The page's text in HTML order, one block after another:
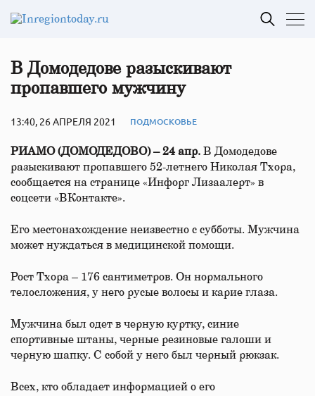
В Домодедове разыскивают
пропавшего мужчину
13:40, 26 АПРЕЛЯ 2021 ПОДМОСКОВЬЕ
РИАМО (ДОМОДЕДОВО) – 24 апр. В Домодедове
разыскивают пропавшего 52-летнего Николая Тхора,
сообщается на странице «Инфорг Лизаалерт» в
соцсети «ВКонтакте».
Его местонахождение неизвестно с субботы. Мужчина
может нуждаться в медицинской помощи.
Рост Тхора – 176 сантиметров. Он нормального
телосложения, у него русые волосы и карие глаза.
Мужчина был одет в черную куртку, синие
спортивные штаны, черные резиновые галоши и
черную шапку. С собой у него был черный рюкзак.
Всех, кто обладает информацией о его